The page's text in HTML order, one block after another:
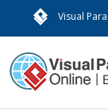
Visual